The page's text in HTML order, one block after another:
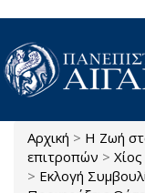
Παράκαμψη προς το
Είστε εδώ
Αρχική > Η Ζωή
επιτροπών > Χίος
> Εκλογή